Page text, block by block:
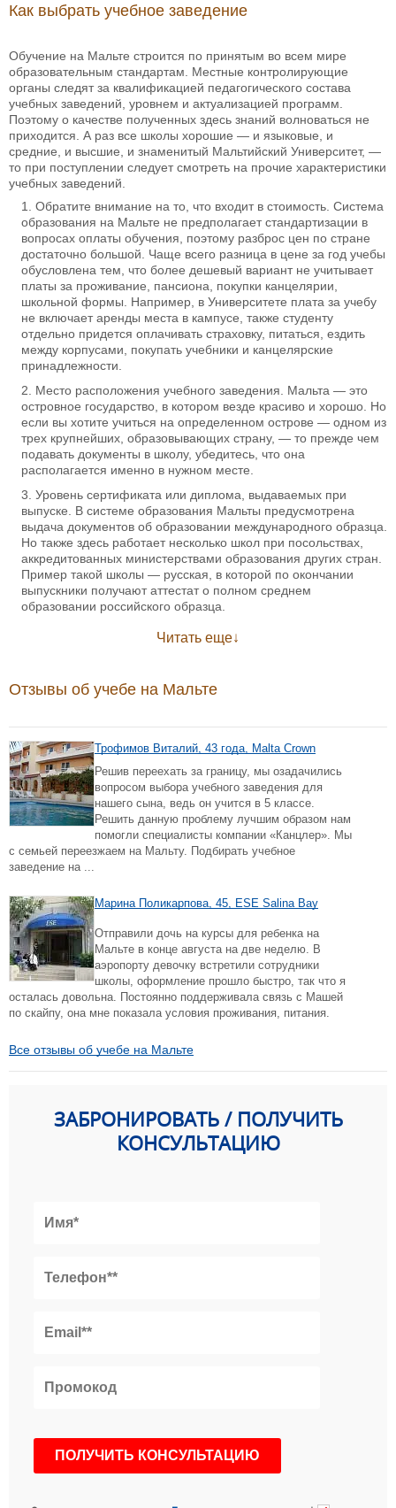
Как выбрать учебное заведение
Обучение на Мальте строится по принятым во всем мире
образовательным стандартам. Местные контролирующие
органы следят за квалификацией педагогического состава
учебных заведений, уровнем и актуализацией программ.
Поэтому о качестве полученных здесь знаний волноваться не
приходится. А раз все школы хорошие — и языковые, и
средние, и высшие, и знаменитый Мальтийский Университет, —
то при поступлении следует смотреть на прочие характеристики
учебных заведений.
Обратите внимание на то, что входит в стоимость. Система
образования на Мальте не предполагает стандартизации в
вопросах оплаты обучения, поэтому разброс цен по стране
достаточно большой. Чаще всего разница в цене за год учебы
обусловлена тем, что более дешевый вариант не учитывает
платы за проживание, пансиона, покупки канцелярии,
школьной формы. Например, в Университете плата за учебу
не включает аренды места в кампусе, также студенту
отдельно придется оплачивать страховку, питаться, ездить
между корпусами, покупать учебники и канцелярские
принадлежности.
Место расположения учебного заведения. Мальта — это
островное государство, в котором везде красиво и хорошо. Но
если вы хотите учиться на определенном острове — одном из
трех крупнейших, образовывающих страну, — то прежде чем
подавать документы в школу, убедитесь, что она
располагается именно в нужном месте.
Уровень сертификата или диплома, выдаваемых при
выпуске. В системе образования Мальты предусмотрена
выдача документов об образовании международного образца.
Но также здесь работает несколько школ при посольствах,
аккредитованных министерствами образования других стран.
Пример такой школы — русская, в которой по окончании
выпускники получают аттестат о полном среднем
образовании российского образца.
Читать еще
Отзывы об учебе на Мальте
Трофимов Виталий, 43 года, Malta Crown
Решив переехать за границу, мы озадачились
вопросом выбора учебного заведения для
нашего сына, ведь он учится в 5 классе.
Решить данную проблему лучшим образом нам
помогли специалисты компании «Канцлер». Мы
с семьей переезжаем на Мальту. Подбирать учебное
заведение на ...
Марина Поликарпова, 45, ESE Salina Bay
Отправили дочь на курсы для ребенка на
Мальте в конце августа на две неделю. В
аэропорту девочку встретили сотрудники
школы, оформление прошло быстро, так что я
осталась довольна. Постоянно поддерживала связь с Машей
по скайпу, она мне показала условия проживания, питания.
Все отзывы об учебе на Мальте
ЗАБРОНИРОВАТЬ / ПОЛУЧИТЬ
КОНСУЛЬТАЦИЮ